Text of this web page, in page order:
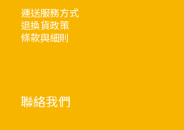
運送服務方式
退換貨政策
條款與細則
聯絡我們